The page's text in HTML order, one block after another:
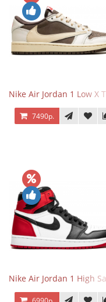
Nike Air Jordan 1 Low X
7490р.
Nike Air Jordan 1 High